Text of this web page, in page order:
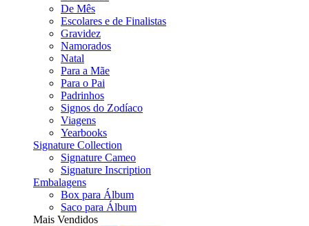
De Mês
Escolares e de Finalistas
Gravidez
Namorados
Natal
Para a Mãe
Para o Pai
Padrinhos
Signos do Zodíaco
Viagens
Yearbooks
Signature Collection
Signature Cameo
Signature Inscription
Embalagens
Box para Álbum
Saco para Álbum
Mais Vendidos